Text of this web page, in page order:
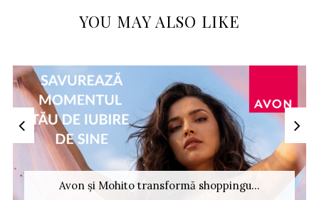
YOU MAY ALSO LIKE
Avon și Mohito transformă shoppingu...